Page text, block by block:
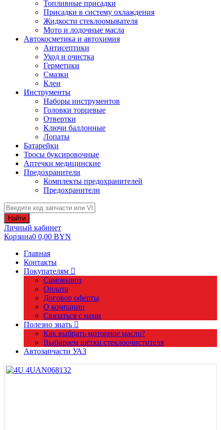
Топливные присадки
Присадки в систему охлаждения
Жидкости стеклоомывателя
Мото и лодочные масла
Автокосметика и автохимия
Антисептики
Уход и очистка
Герметики
Смазки
Клеи
Инструменты
Наборы инструментов
Головки торцевые
Отвертки
Ключи баллонные
Лопаты
Батарейки
Тросы буксировочные
Аптечки медицинские
Предохранители
Комплекты предохранителей
Предохранители
Найти
Личный кабинет
Корзина0 0,00 BYN
Главная
Контакты
Покупателям
Самовывоз
Оплата
Договор оферты
О компании
Связаться с нами
Полезно знать
Как выбрать моторное масло?
Выбираем щётки стеклоочистителя
Автозапчасти УАЗ